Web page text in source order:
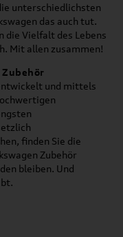
unterschiedlichsten
das auch tut.
die Vielfalt des Lebens
Mit allen zusammen!
und mittels
finden Sie die
Zubehör
bleiben. Und